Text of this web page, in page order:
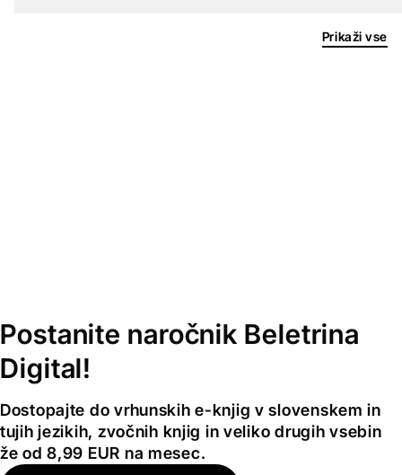
Prikaži vse
Postanite naročnik Beletrina
Digital!
Dostopajte do vrhunskih e-knjig v slovenskem in
tujih jezikih, zvočnih knjig in veliko drugih vsebin
že od 8,99 EUR na mesec.